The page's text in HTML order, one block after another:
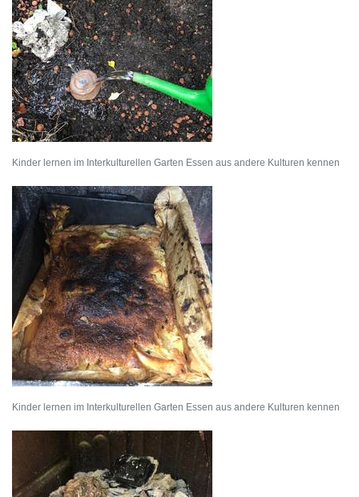
Kinder lernen im Interkulturellen Garten Essen aus andere Kulturen kennen
Kinder lernen im Interkulturellen Garten Essen aus andere Kulturen kennen